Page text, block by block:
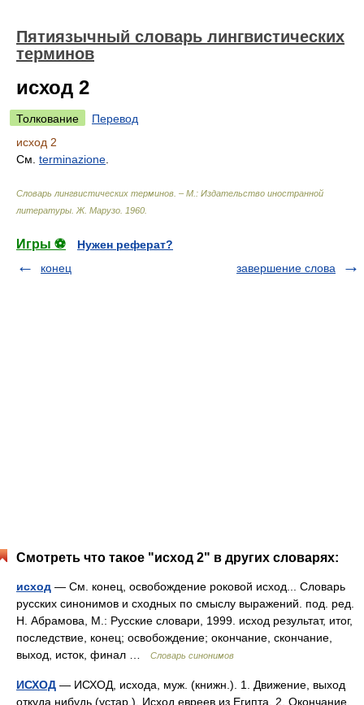
Пятиязычный словарь лингвистических
терминов
исход 2
Толкование
Перевод
исход 2
См. terminazione
Словарь лингвистических терминов. – М.: Издательство иностранной
литературы Ж. Марузо 1960
Игры ⚽
Нужен реферат?
конец
завершение слова
Смотреть что такое "исход 2" в других словарях:
исход — См. конец, освобождение роковой исход... Словарь
русских синонимов и сходных по смыслу выражений. под. ред.
Н. Абрамова, М.: Русские словари, 1999. исход результат, итог,
последствие, конец; освобождение; окончание, скончание,
выход, исток, финал …
Словарь синонимов
ИСХОД — ИСХОД, исхода, муж. (книжн.). 1. Движение, выход
откуда нибудь (устар.). Исход евреев из Египта. 2. Окончание,